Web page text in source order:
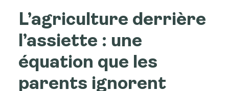
L’agriculture derrière
l’assiette : une
équation que les
parents ignorent